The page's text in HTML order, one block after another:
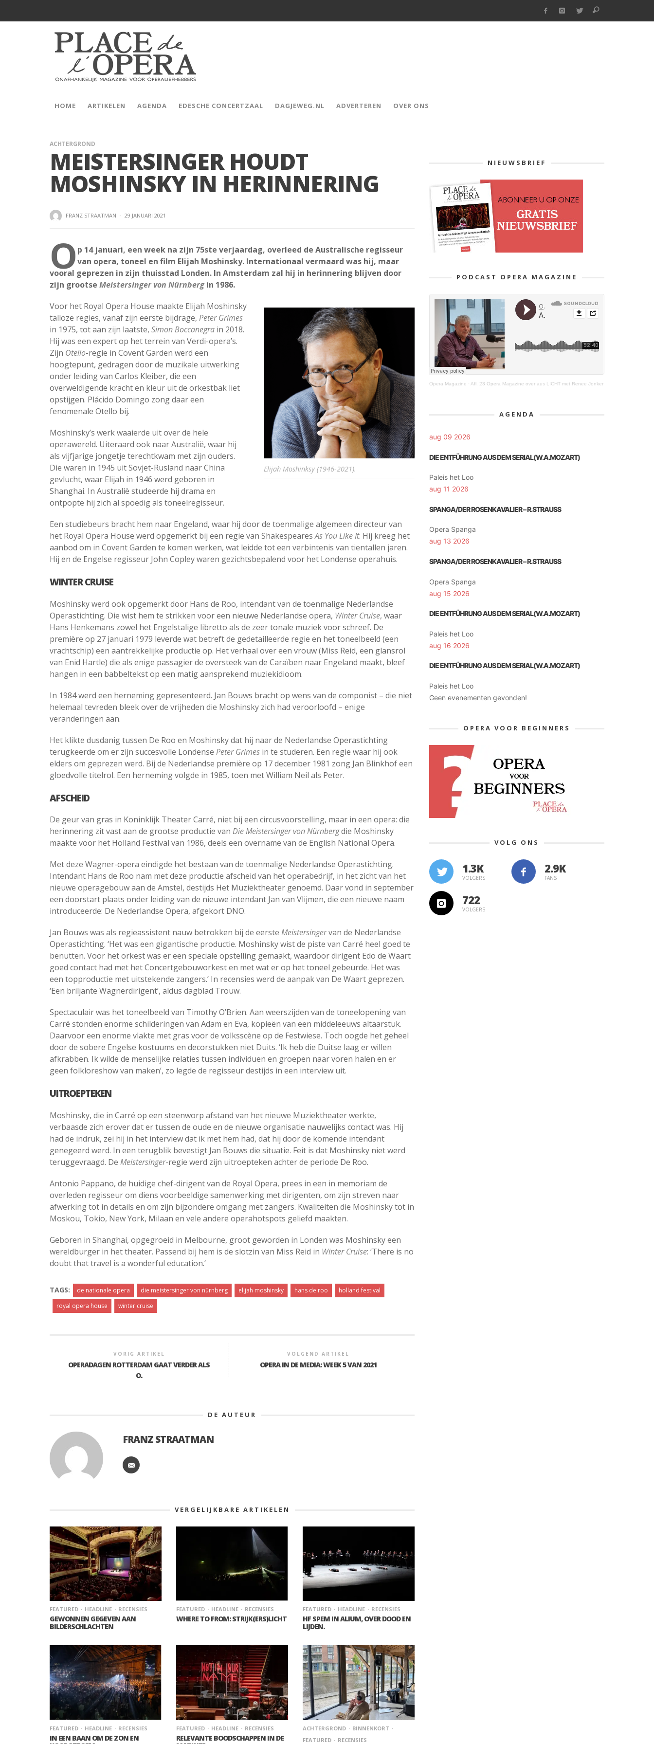
HOME ARTIKELEN AGENDA EDESCHE CONCERTZAAL DAGJEWEG.NL ADVERTEREN OVER ONS
ACHTERGROND
MEISTERSINGER HOUDT
MOSHINSKY IN HERINNERING
FRANZ STRAATMAN · 29 JANUARI 2021
O p 14 januari, een week na zijn 75ste verjaardag, overleed de Australische regisseur
van opera, toneel en film Elijah Moshinsky. Internationaal vermaard was hij, maar
vooral geprezen in zijn thuisstad Londen. In Amsterdam zal hij in herinnering blijven door
zijn grootse Meistersinger von Nürnberg in 1986.
Elijah Moshinksy (1946-2021).
Voor het Royal Opera House maakte Elijah Moshinsky
talloze regies, vanaf zijn eerste bijdrage, Peter Grimes
in 1975, tot aan zijn laatste, Simon Boccanegra in 2018.
Hij was een expert op het terrein van Verdi-opera’s.
Zijn Otello-regie in Covent Garden werd een
hoogtepunt, gedragen door de muzikale uitwerking
onder leiding van Carlos Kleiber, die een
overweldigende kracht en kleur uit de orkestbak liet
opstijgen. Plácido Domingo zong daar een
fenomenale Otello bij.
Moshinsky’s werk waaierde uit over de hele
operawereld. Uiteraard ook naar Australië, waar hij
als vijfjarige jongetje terechtkwam met zijn ouders.
Die waren in 1945 uit Sovjet-Rusland naar China
gevlucht, waar Elijah in 1946 werd geboren in
Shanghai. In Australië studeerde hij drama en
ontpopte hij zich al spoedig als toneelregisseur.
Een studiebeurs bracht hem naar Engeland, waar hij door de toenmalige algemeen directeur van
het Royal Opera House werd opgemerkt bij een regie van ShakespearesAs You Like It. Hij kreeg het
aanbod om in Covent Garden te komen werken, wat leidde tot een verbintenis van tientallen jaren.
Hij en de Engelse regisseur John Copley waren gezichtsbepalend voor het Londense operahuis.
WINTER CRUISE
Moshinsky werd ook opgemerkt door Hans de Roo, intendant van de toenmalige Nederlandse
Operastichting. Die wist hem te strikken voor een nieuwe Nederlandse opera, Winter Cruise, waar
Hans Henkemans zowel het Engelstalige libretto als de zeer tonale muziek voor schreef. De
première op 27 januari 1979 leverde wat betreft de gedetailleerde regie en het toneelbeeld (een
vrachtschip) een aantrekkelijke productie op. Het verhaal over een vrouw (Miss Reid, een glansrol
van Enid Hartle) die als enige passagier de oversteek van de Caraïben naar Engeland maakt, bleef
hangen in een babbeltekst op een matig aansprekend muziekidioom.
In 1984 werd een herneming gepresenteerd. Jan Bouws bracht op wens van de componist – die niet
helemaal tevreden bleek over de vrijheden die Moshinsky zich had veroorloofd – enige
veranderingen aan.
Het klikte dusdanig tussen De Roo en Moshinsky dat hij naar de Nederlandse Operastichting
terugkeerde om er zijn succesvolle Londense Peter Grimes in te studeren. Een regie waar hij ook
elders om geprezen werd. Bij de Nederlandse première op 17 december 1981 zong Jan Blinkhof een
gloedvolle titelrol. Een herneming volgde in 1985, toen met William Neil als Peter.
AFSCHEID
De geur van gras in Koninklijk Theater Carré, niet bij een circusvoorstelling, maar in een opera: die
herinnering zit vast aan de grootse productie van Die Meistersinger von Nürnbergdie Moshinsky
maakte voor het Holland Festival van 1986, deels een overname van de English National Opera.
Met deze Wagner-opera eindigde het bestaan van de toenmalige Nederlandse Operastichting.
Intendant Hans de Roo nam met deze productie afscheid van het operabedrijf, in het zicht van het
nieuwe operagebouw aan de Amstel, destijds Het Muziektheater genoemd. Daar vond in september
een doorstart plaats onder leiding van de nieuwe intendant Jan van Vlijmen, die een nieuwe naam
introduceerde: De Nederlandse Opera, afgekort DNO.
Jan Bouws was als regieassistent nauw betrokken bij de eerste Meistersingervan de Nederlandse
Operastichting. ‘Het was een gigantische productie. Moshinsky wist de piste van Carré heel goed te
benutten. Voor het orkest was er een speciale opstelling gemaakt, waardoor dirigent Edo de Waart
goed contact had met het Concertgebouworkest en met wat er op het toneel gebeurde. Het was
een topproductie met uitstekende zangers.’ In recensies werd de aanpak van De Waart geprezen.
‘Een briljante Wagnerdirigent’, aldus dagblad Trouw.
Spectaculair was het toneelbeeld van Timothy O’Brien. Aan weerszijden van de toneelopening van
Carré stonden enorme schilderingen van Adam en Eva, kopieën van een middeleeuws altaarstuk.
Daarvoor een enorme vlakte met gras voor de volksscène op de Festwiese. Toch oogde het geheel
door de sobere Engelse kostuums en decorstukken niet Duits. ‘Ik heb die Duitse laag er willen
afkrabben. Ik wilde de menselijke relaties tussen individuen en groepen naar voren halen en er
geen folkloreshow van maken’, zo legde de regisseur destijds in een interview uit.
UITROEPTEKEN
Moshinsky, die in Carré op een steenworp afstand van het nieuwe Muziektheater werkte,
verbaasde zich erover dat er tussen de oude en de nieuwe organisatie nauwelijks contact was. Hij
had de indruk, zei hij in het interview dat ik met hem had, dat hij door de komende intendant
genegeerd werd. In een terugblik bevestigt Jan Bouws die situatie. Feit is dat Moshinsky niet werd
teruggevraagd. De Meistersinger-regie werd zijn uitroepteken achter de periode De Roo.
Antonio Pappano, de huidige chef-dirigent van de Royal Opera, prees in een in memoriam de
overleden regisseur om diens voorbeeldige samenwerking met dirigenten, om zijn streven naar
afwerking tot in details en om zijn bijzondere omgang met zangers. Kwaliteiten die Moshinsky tot in
Moskou, Tokio, New York, Milaan en vele andere operahotspots geliefd maakten.
Geboren in Shanghai, opgegroeid in Melbourne, groot geworden in Londen was Moshinsky een
wereldburger in het theater. Passend bij hem is de slotzin van Miss Reid in Winter Cruise: ‘There is no
doubt that travel is a wonderful education.’
TAGS: de nationale opera die meistersinger von nürnberg elijah moshinsky hans de roo
holland festival
royal opera house
winter cruise
VORIG ARTIKEL
OPERADAGEN ROTTERDAM GAAT VERDER ALS
O.
VOLGEND ARTIKEL
OPERA IN DE MEDIA: WEEK 5 VAN 2021
DE AUTEUR
FRANZ STRAATMAN
VERGELIJKBARE ARTIKELEN
FEATURED HEADLINE RECENSIES
GEWONNEN GEGEVEN AAN
BILDERSCHLACHTEN
FEATURED HEADLINE RECENSIES
WHERE TO FROM: STRIJK(ERS)LICHT
FEATURED HEADLINE RECENSIES
HF SPEM IN ALIUM, OVER DOOD EN
LIJDEN.
FEATURED HEADLINE RECENSIES
IN EEN BAAN OM DE ZON EN
FEATURED HEADLINE RECENSIES
RELEVANTE BOODSCHAPPEN IN DE
ACHTERGROND
BINNENKORT
FEATURED
RECENSIES
NIEUWSBRIEF
PODCAST OPERA MAGAZINE
Opera Magazine · Afl. 23 Opera Magazine over aus LICHT met Renee Jonker
AGENDA
aug 09 2026
DIE ENTFÜHRUNG AUS DEM SERIAL(W.A.MOZART)
Paleis het Loo
aug 11 2026
SPANGA/DER ROSENKAVALIER – R.STRAUSS
Opera Spanga
aug 13 2026
SPANGA/DER ROSENKAVALIER – R.STRAUSS
Opera Spanga
aug 15 2026
DIE ENTFÜHRUNG AUS DEM SERIAL(W.A.MOZART)
Paleis het Loo
aug 16 2026
DIE ENTFÜHRUNG AUS DEM SERIAL(W.A.MOZART)
Paleis het Loo
Geen evenementen gevonden!
OPERA VOOR BEGINNERS
VOLG ONS
1.3K
VOLGERS FANS
722
VOLGERS